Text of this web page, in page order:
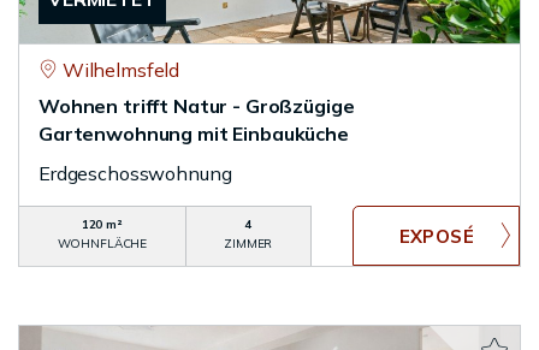
Wilhelmsfeld
Wohnen trifft Natur - Großzügige
Gartenwohnung mit Einbauküche
Erdgeschosswohnung
120 m²
WOHNFLÄCHE
4
ZIMMER